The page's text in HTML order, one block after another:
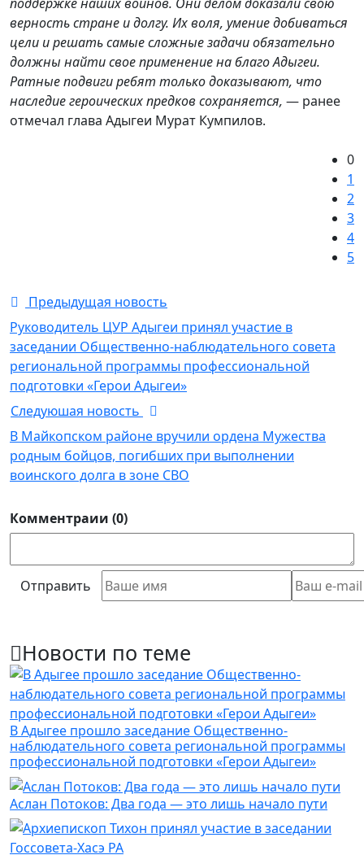
верность стране и долгу. Их воля, умение добиваться
цели и решать самые сложные задачи обязательно
должны найти свое применение на благо Адыгеи.
Ратные подвиги ребят только доказывают, что
наследие героических предков сохраняется, — ранее
отмечал глава Адыгеи Мурат Кумпилов.
0
1
2
3
4
5
Предыдущая новость
Руководитель ЦУР Адыгеи принял участие в
заседании Общественно-наблюдательного совета
региональной программы профессиональной
подготовки «Герои Адыгеи»
Следуюшая новость
В Майкопском районе вручили ордена Мужества
родным бойцов, погибших при выполнении
воинского долга в зоне СВО
Комментраии (0)
Отправить
Новости по теме
В Адыгее прошло заседание Общественно-
наблюдательного совета региональной программы
профессиональной подготовки «Герои Адыгеи»
Аслан Потоков: Два года — это лишь начало пути